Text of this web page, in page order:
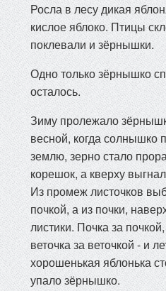
Росла в лесу дикая
кислое яблоко. Птицы
поклевали и зёрнышки.
Одно только зёрнышко
осталось.
Зиму пролежало
весной, когда солнышко
землю, зерно стало
корешок, а кверху
Из промеж листочков
почкой, а из почки,
листики. Почка за
веточка за веточкой - и
хорошенькая яблонька
упало зёрнышко.